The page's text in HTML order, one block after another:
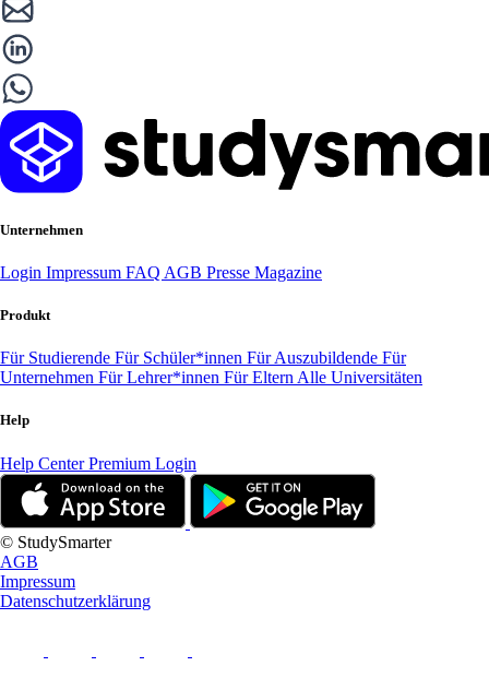
Unternehmen
Login Impressum FAQ AGB Presse Magazine
Produkt
Für Studierende Für Schüler*innen Für Auszubildende Für
Unternehmen Für Lehrer*innen Für Eltern Alle Universitäten
Help
Help CenterPremium Login
© StudySmarter
AGB
Impressum
Datenschutzerklärung